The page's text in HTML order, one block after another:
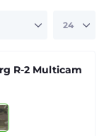
R-2 Multicam